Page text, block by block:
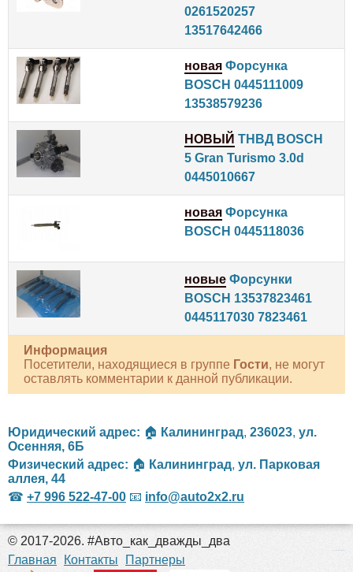
0261520257
13517642466
новая Форсунка
BOSCH 0445111009
13538579236
НОВЫЙ ТНВД BOSCH
5 Gran Turismo 3.0d
0445010667
новая Форсунка
BOSCH 0445118036
новые Форсунки
BOSCH 13537823461
0445117030 7823461
Информация
Посетители, находящиеся в группе Гости, не могут
оставлять комментарии к данной публикации.
Юридический адрес: 🏠 Калининград, 236023, ул.
Осенняя, 6Б
Физический адрес: 🏠 Калининград, ул. Парковая
аллея, 44
☎ +7 996 522-47-00 📧 info@auto2x2.ru
© 2017-2026. #Авто_как_дважды_два
Главная
Контакты Партнеры